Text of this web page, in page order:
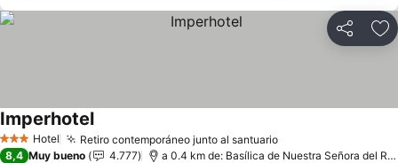
Compartir
3 Estrellas
Hotel Retiro contemporáneo junto al santuarioVer precios
ImperhotelVer precios
8,4 Muy bueno 4.777 a 0.4 km de: Basílica de Nuestra Señora del